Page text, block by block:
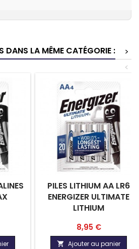
DANS LA MÊME CATÉGORIE :
>
<
PILES LITHIUM AA LR6
ENERGIZER ULTIMATE
LITHIUM
Prix
8,95 €
 Ajouter au panier